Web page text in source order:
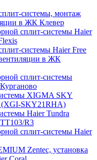
системы, монтаж
в ЖК Клевер
сплит-системы Haier
системы Haier Free
в ЖК
сплит-системы
XIGMA SKY
(XGI-SKY21RHA)
Haier Tundra
R3
сплит-системы Haier
Zentec, установка